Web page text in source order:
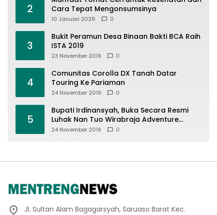
2
Cara Tepat Mengonsumsinya
10 Januari 2026 0
3
Bukit Peramun Desa Binaan Bakti BCA Raih
ISTA 2019
23 November 2019 0
4
Comunitas Corolla DX Tanah Datar
Touring Ke Pariaman
24 November 2019 0
5
Bupati Irdinansyah, Buka Secara Resmi
Luhak Nan Tuo Wirabraja Adventure
Offroad 2019
24 November 2019 0
Jl. Sultan Alam Bagagarsyah, Saruaso Barat Kec.